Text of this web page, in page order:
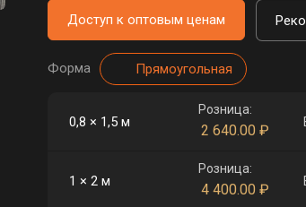
Доступ к оптовым ценам
Форма Прямоугольная
0,8 × 1,5 м
Розница:
2 640.00 ₽
1 × 2 м
Розница:
4 400.00 ₽